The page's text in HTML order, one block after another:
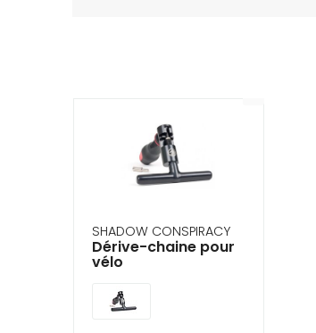
SHADOW CONSPIRACY
Dérive-chaine pour
vélo